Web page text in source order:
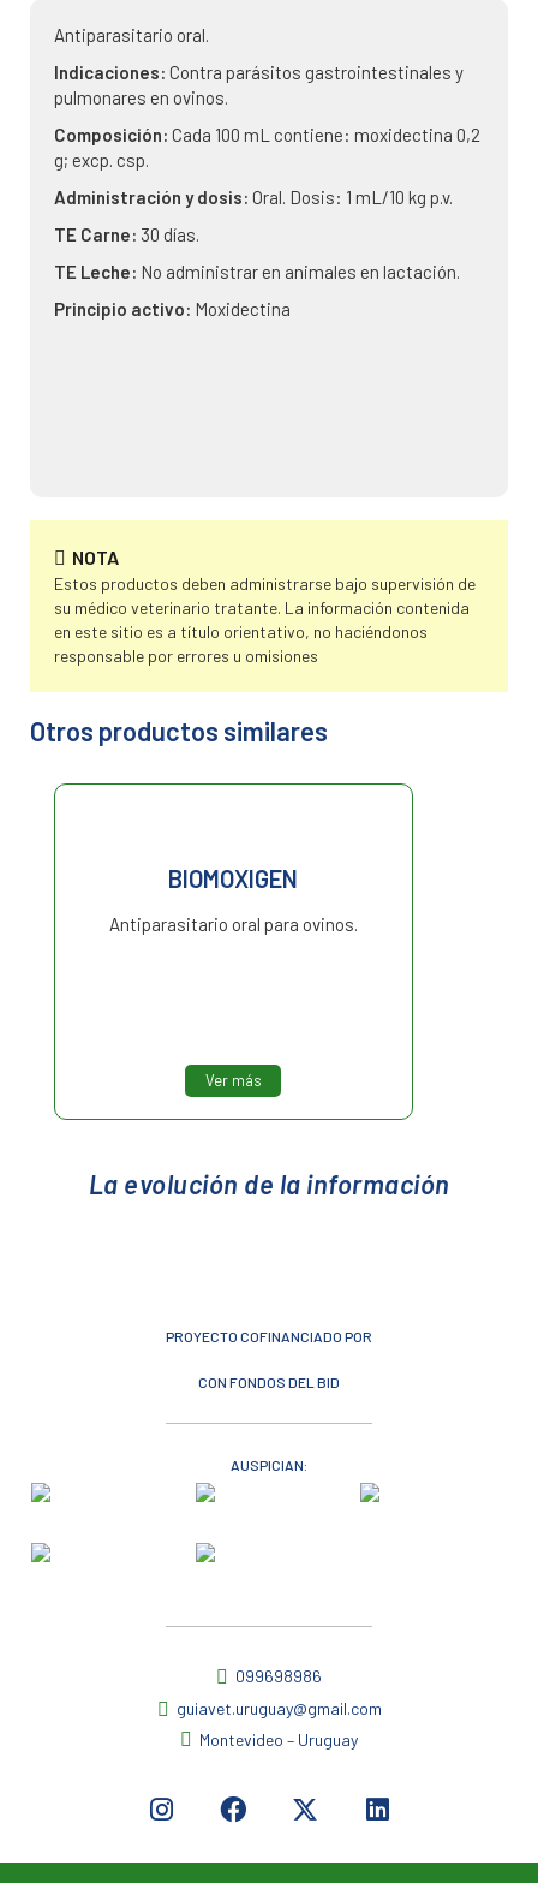
Antiparasitario oral.
Indicaciones: Contra parásitos gastrointestinales y
pulmonares en ovinos.
Composición: Cada 100 mL contiene: moxidectina 0,2
g; excp. csp.
Administración y dosis: Oral. Dosis: 1 mL/10 kg p.v.
TE Carne: 30 días.
TE Leche: No administrar en animales en lactación.
Principio activo: Moxidectina
NOTA
Estos productos deben administrarse bajo supervisión de
su médico veterinario tratante. La información contenida
en este sitio es a título orientativo, no haciéndonos
responsable por errores u omisiones
Otros productos similares
BIOMOXIGEN
Antiparasitario oral para ovinos.
Ver más
La evolución de la información
PROYECTO COFINANCIADO POR
CON FONDOS DEL BID
AUSPICIAN:
099698986
guiavet.uruguay@gmail.com
Montevideo – Uruguay